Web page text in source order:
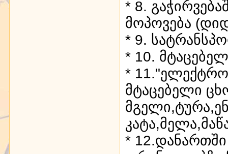
* 8.
მოპოვება
* 9.
* 10.
*
მტაცებელი
*